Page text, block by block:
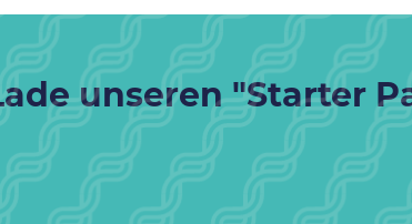
unseren "Starter